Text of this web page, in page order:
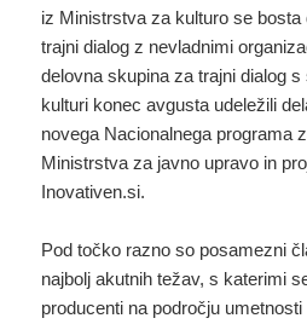
iz Ministrstva za kulturo se
trajni dialog z nevladnimi
delovna skupina za trajni dialog
kulturi konec avgusta udeležili
novega Nacionalnega programa
Ministrstva za javno upravo in
Inovativen.si.
Pod točko razno so posamezni
najbolj akutnih težav, s katerimi
producenti na področju